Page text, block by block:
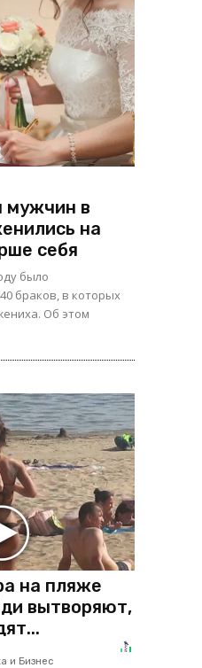
мужчин в
на
себя
было
браков, в которых
Об этом
на пляже
вытворяют,
и Бизнес